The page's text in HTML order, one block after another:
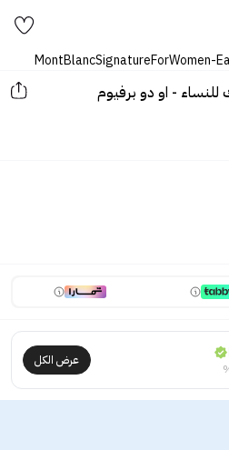
- او دو برفيوم
عرض الكل